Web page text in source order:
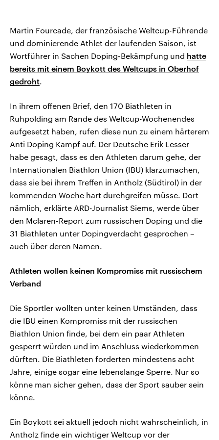
Martin Fourcade, der französische Weltcup-Führende
und dominierende Athlet der laufenden Saison, ist
Wortführer in Sachen Doping-Bekämpfung und hatte
bereits mit einem Boykott des Weltcups in Oberhof
gedroht.
In ihrem offenen Brief, den 170 Biathleten in
Ruhpolding am Rande des Weltcup-Wochenendes
aufgesetzt haben, rufen diese nun zu einem härterem
Anti Doping Kampf auf. Der Deutsche Erik Lesser
habe gesagt, dass es den Athleten darum gehe, der
Internationalen Biathlon Union (IBU) klarzumachen,
dass sie bei ihrem Treffen in Antholz (Südtirol) in der
kommenden Woche hart durchgreifen müsse. Dort
nämlich, erklärte ARD-Journalist Siems, werde über
den Mclaren-Report zum russischen Doping und die
31 Biathleten unter Dopingverdacht gesprochen –
auch über deren Namen.
Athleten wollen keinen Kompromiss mit russischem
Verband
Die Sportler wollten unter keinen Umständen, dass
die IBU einen Kompromiss mit der russischen
Biathlon Union finde, bei dem ein paar Athleten
gesperrt würden und im Anschluss wiederkommen
dürften. Die Biathleten forderten mindestens acht
Jahre, einige sogar eine lebenslange Sperre. Nur so
könne man sicher gehen, dass der Sport sauber sein
könne.
Ein Boykott sei aktuell jedoch nicht wahrscheinlich, in
Antholz finde ein wichtiger Weltcup vor der